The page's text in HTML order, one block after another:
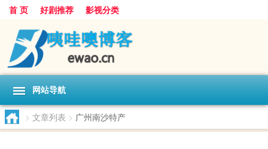
首 页 好剧推荐 影视分类
网站导航
> 文章列表 > 广州南沙特产